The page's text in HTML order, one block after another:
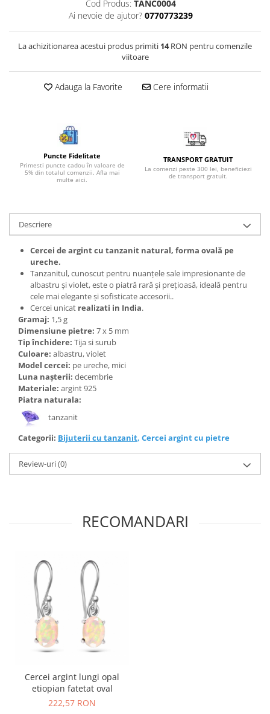
Bijuterii opal
Bijuterii peridot
Bijuterii piatra lunii
Bijuterii rodocrozit
Bijuterii rubin
Bijuterii safir
Bijuterii sidef si abalone
Bijuterii sodalit
Bijuterii spinel
Bijuterii tanzanit
Bijuterii topaz
Bijuterii turcoaz
Bijuterii turmaline
Bijuterii morganit
Cod Produs: TANC0004
Ai nevoie de ajutor? 0770773239
La achizitionarea acestui produs primiti 14RON pentru comenzile
viitoare
Adauga la Favorite Cere informatii
Puncte Fidelitate
Primesti puncte cadou în valoare de
5% din totalul comenzii. Afla mai
multe aici.
TRANSPORT GRATUIT
La comenzi peste 300 lei, beneficiezi
de transport gratuit.
Descriere
Cercei de argint cu tanzanit natural, forma ovală pe
ureche.
Tanzanitul, cunoscut pentru nuanțele sale impresionante de
albastru și violet, este o piatră rară și prețioasă, ideală pentru
cele mai elegante și sofisticate accesorii..
Cercei unicat realizati in India.
Gramaj: 1,5 g
Dimensiune pietre: 7 x 5 mm
Tip închidere: Tija si surub
Culoare: albastru, violet
Model cercei: pe ureche, mici
Luna nașterii: decembrie
Materiale: argint 925
Piatra naturala:
tanzanit
Categorii: Bijuterii cu tanzanit, Cercei argint cu pietre
Review-uri(0)
RECOMANDARI
Cercei argint lungi opal
etiopian fatetat oval
222,57 RON